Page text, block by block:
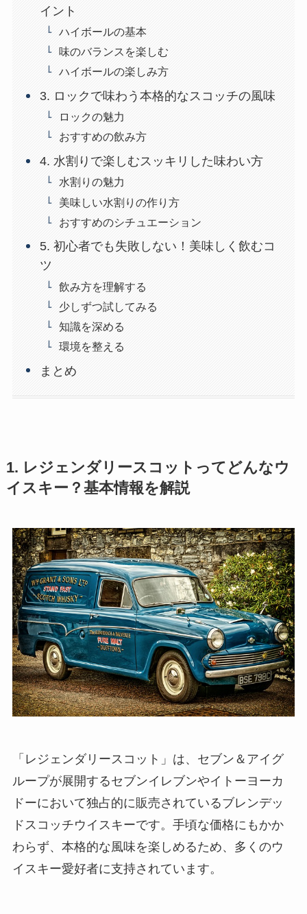
イント
ハイボールの基本
味のバランスを楽しむ
ハイボールの楽しみ方
3. ロックで味わう本格的なスコッチの風味
ロックの魅力
おすすめの飲み方
4. 水割りで楽しむスッキリした味わい方
水割りの魅力
美味しい水割りの作り方
おすすめのシチュエーション
5. 初心者でも失敗しない！美味しく飲むコ
ツ
飲み方を理解する
少しずつ試してみる
知識を深める
環境を整える
まとめ
1. レジェンダリースコットってどんなウ
イスキー？基本情報を解説
「レジェンダリースコット」は、セブン＆アイグ
ループが展開するセブンイレブンやイトーヨーカ
ドーにおいて独占的に販売されているブレンデッ
ドスコッチウイスキーです。手頃な価格にもかか
わらず、本格的な風味を楽しめるため、多くのウ
イスキー愛好者に支持されています。